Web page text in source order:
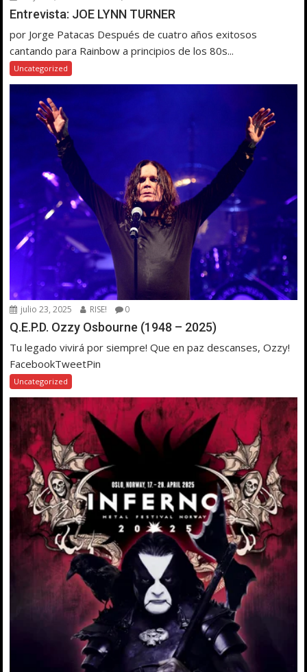
Entrevista: JOE LYNN TURNER
por Jorge Patacas Después de cuatro años exitosos
cantando para Rainbow a principios de los 80s...
Uncategorized
julio 23, 2025 RISE! 0
Q.E.P.D. Ozzy Osbourne (1948 – 2025)
Tu legado vivirá por siempre! Que en paz descanses, Ozzy!
FacebookTweetPin
Uncategorized